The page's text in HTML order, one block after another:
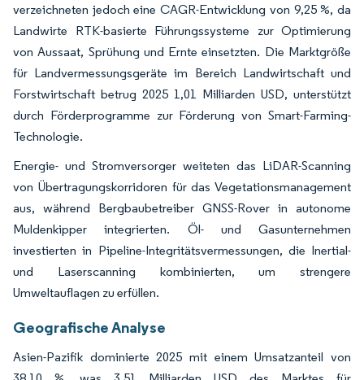
verzeichneten jedoch eine CAGR-Entwicklung von 9,25 %, da
Landwirte RTK-basierte Führungssysteme zur Optimierung
von Aussaat, Sprühung und Ernte einsetzten. Die Marktgröße
für Landvermessungsgeräte im Bereich Landwirtschaft und
Forstwirtschaft betrug 2025 1,01 Milliarden USD, unterstützt
durch Förderprogramme zur Förderung von Smart-Farming-
Technologie.
Energie- und Stromversorger weiteten das LiDAR-Scanning
von Übertragungskorridoren für das Vegetationsmanagement
aus, während Bergbaubetreiber GNSS-Rover in autonome
Muldenkipper integrierten. Öl- und Gasunternehmen
investierten in Pipeline-Integritätsvermessungen, die Inertial-
und Laserscanning kombinierten, um strengere
Umweltauflagen zu erfüllen.
Geografische Analyse
Asien-Pazifik dominierte 2025 mit einem Umsatzanteil von